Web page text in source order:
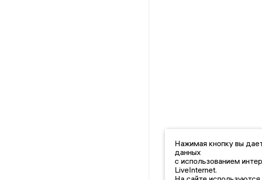
Нажимая кнопку вы
данных
с использованием
LiveInternet.